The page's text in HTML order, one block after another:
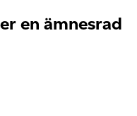
en ämnesrad